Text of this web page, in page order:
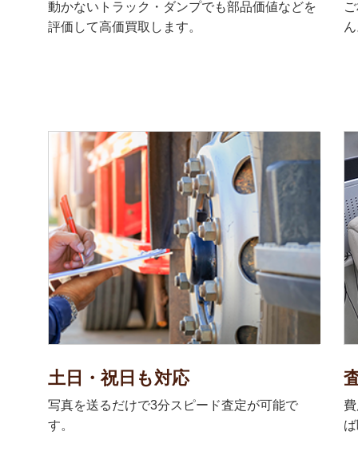
動かないトラック・ダンプでも部品価値などを
評価して高価買取します。
土日・祝日も対応
写真を送るだけで3分スピード査定が可能で
す。